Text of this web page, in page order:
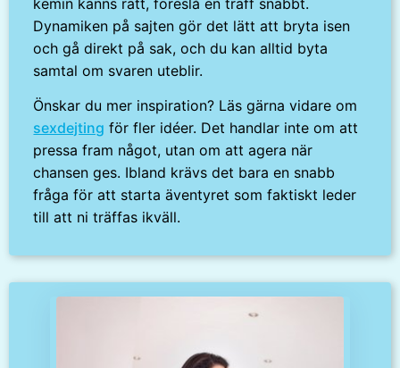
Dynamiken på sajten gör det lätt att bryta isen
och gå direkt på sak, och du kan alltid byta
samtal om svaren uteblir.
Önskar du mer inspiration? Läs gärna vidare om
sexdejting för fler idéer. Det handlar inte om att
pressa fram något, utan om att agera när
chansen ges. Ibland krävs det bara en snabb
fråga för att starta äventyret som faktiskt leder
till att ni träffas ikväll.